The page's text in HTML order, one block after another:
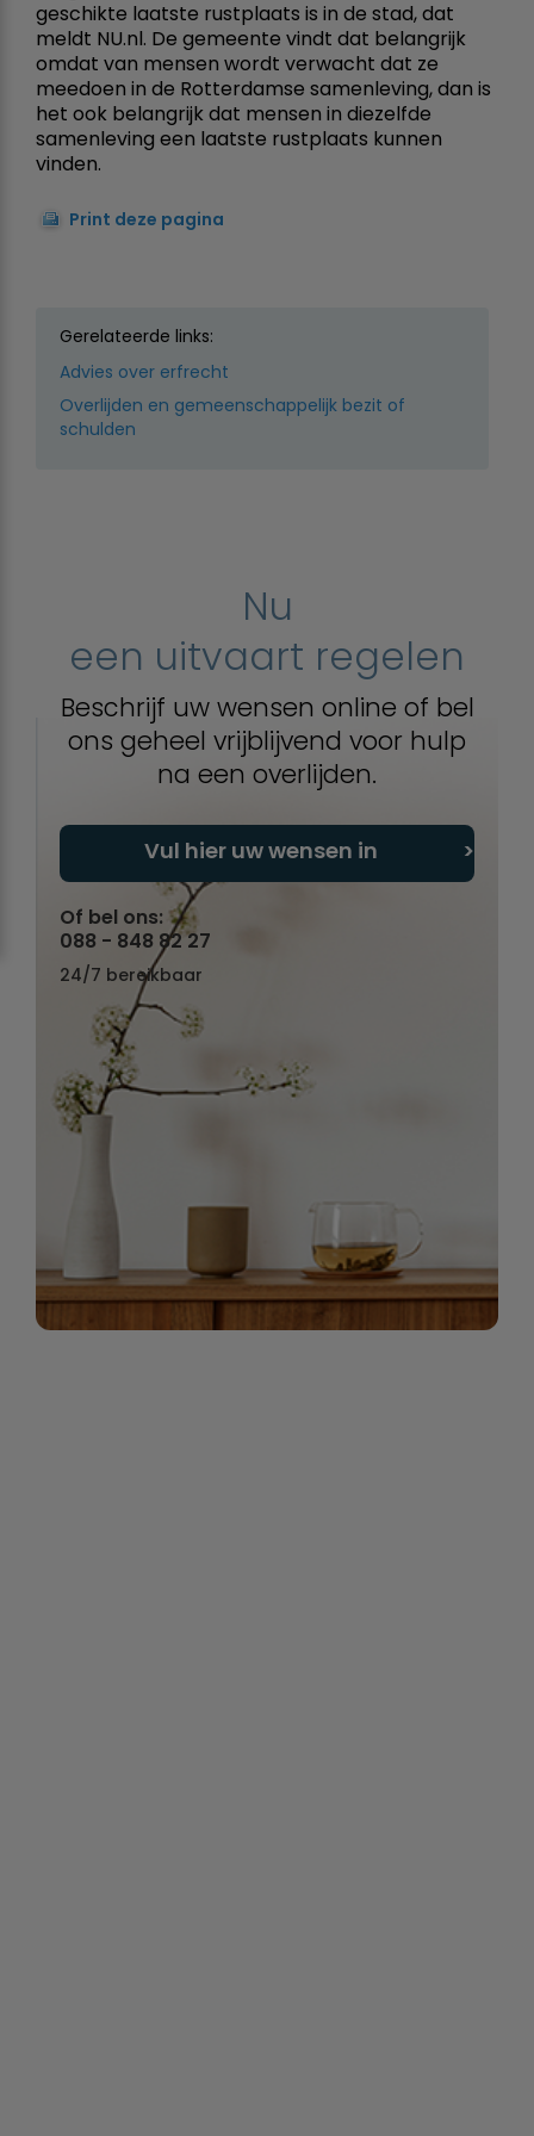
geschikte laatste rustplaats is in de stad, dat
meldt NU.nl. De gemeente vindt dat belangrijk
omdat van mensen wordt verwacht dat ze
meedoen in de Rotterdamse samenleving, dan is
het ook belangrijk dat mensen in diezelfde
samenleving een laatste rustplaats kunnen
vinden.
Print deze pagina
Gerelateerde links:
Advies over erfrecht
Overlijden en gemeenschappelijk bezit of
schulden
Nu
een uitvaart regelen
Beschrijf uw wensen online of bel
ons geheel vrijblijvend voor hulp
na een overlijden.
Vul hier uw wensen in
Of bel ons:
088 - 848 82 27
24/7 bereikbaar